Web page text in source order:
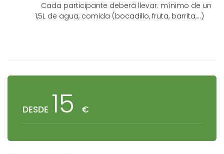
Cada participante deberá llevar: mínimo de un
1,5L de agua, comida (bocadillo, fruta, barrita,...)
DESDE 15 €